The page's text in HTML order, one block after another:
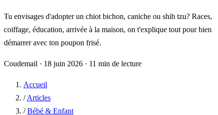
Tu envisages d'adopter un chiot bichon, caniche ou shih tzu? Races,
coiffage, éducation, arrivée à la maison, on t'explique tout pour bien
démarrer avec ton poupon frisé.
Coudemail · 18 juin 2026 · 11 min de lecture
Accueil
/ Articles
/ Bébé & Enfant